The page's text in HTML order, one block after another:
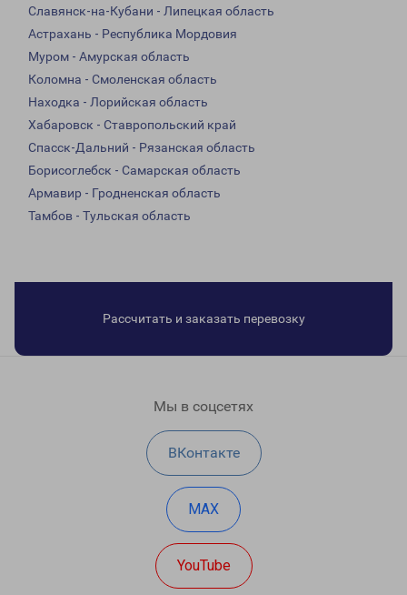
Славянск-на-Кубани - Липецкая область
Астрахань - Республика Мордовия
Муром - Амурская область
Коломна - Смоленская область
Находка - Лорийская область
Хабаровск - Ставропольский край
Спасск-Дальний - Рязанская область
Борисоглебск - Самарская область
Армавир - Гродненская область
Тамбов - Тульская область
Рассчитать и заказать перевозку
Мы в соцсетях
ВКонтакте
MAX
YouTube